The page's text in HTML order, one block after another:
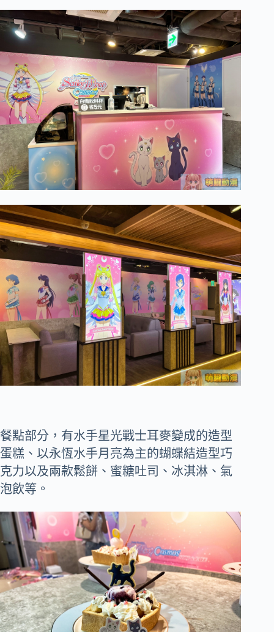
餐點部分，有水手星光戰士耳麥變成的造型
蛋糕、以永恆水手月亮為主的蝴蝶結造型巧
克力以及兩款鬆餅、蜜糖吐司、冰淇淋、氣
泡飲等。